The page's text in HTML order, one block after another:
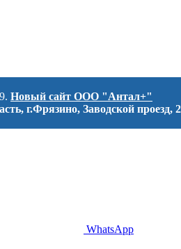
Новый сайт ООО "Антал+"
г.Фрязино, Заводской проезд, 2
WhatsApp